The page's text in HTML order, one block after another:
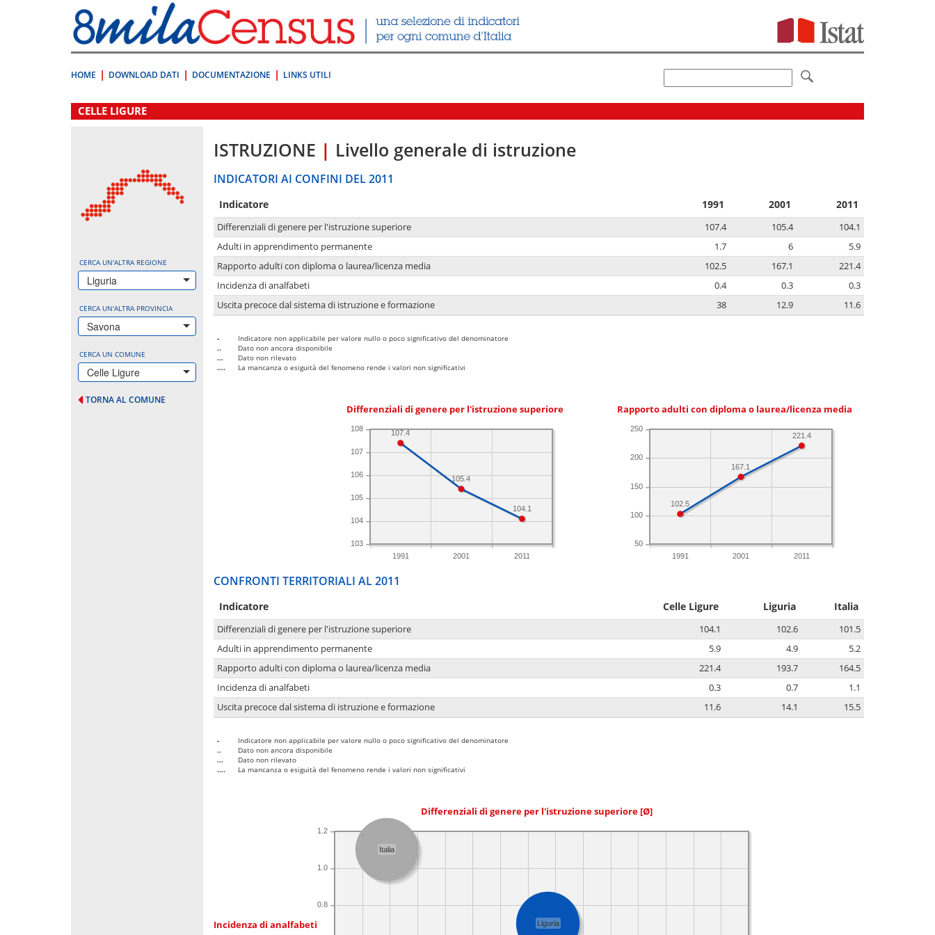
direttamente
a:
Contenuto
HOME DOWNLOAD DATI DOCUMENTAZIONE LINKS UTILI
.
CELLE LIGURE
CERCA UN'ALTRA REGIONE
Liguria
CERCA UN'ALTRA PROVINCIA
Savona
CERCA UN COMUNE
Celle Ligure
TORNA AL COMUNE
ISTRUZIONE | Livello generale di istruzione
INDICATORI AI CONFINI DEL 2011
Indicatore 1991 2001 2011
Differenziali di genere per l'istruzione superiore 107.4 105.4
104.1
Adulti in apprendimento permanente
1.7 6
5.9
Rapporto adulti con diploma o laurea/licenza media
102.5 167.1
221.4
Incidenza di analfabeti
0.4 0.3
0.3
Uscita precoce dal sistema di istruzione e formazione
38 12.9 11.6
-
Indicatore non applicabile per valore nullo o poco significativo del denominatore
..
Dato non ancora disponibile
...
Dato non rilevato
....
La mancanza o esiguità del fenomeno rende i valori non significativi
Differenziali di genere per l'istruzione superiore
1991 2001 2011
103
104
105
106
107
108
104.1
105.4
107.4
Rapporto adulti con diploma o laurea/licenza media
1991 2001 2011
50
100
150
200
250
221.4
167.1
102.5
CONFRONTI TERRITORIALI AL 2011
Indicatore Celle Ligure Liguria Italia
Differenziali di genere per l'istruzione superiore 104.1 102.6
101.5
Adulti in apprendimento permanente
5.9 4.9
5.2
Rapporto adulti con diploma o laurea/licenza media
221.4 193.7
164.5
Incidenza di analfabeti
0.3 0.7
1.1
Uscita precoce dal sistema di istruzione e formazione
11.6 14.1 15.5
-
Indicatore non applicabile per valore nullo o poco significativo del denominatore
..
Dato non ancora disponibile
...
Dato non rilevato
....
La mancanza o esiguità del fenomeno rende i valori non significativi
Differenziali di genere per l'istruzione superiore [Ø]
Incidenza di analfabeti
0.8
1.0
1.2
Liguria
Italia